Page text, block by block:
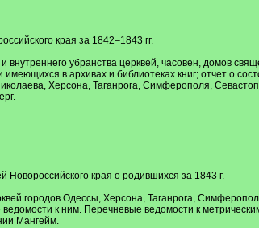
края за 1842–1843 гг.
убранства церквей, часовен, домов
в архивах и библиотеках книг; отчет о
Херсона, Таганрога, Симферополя,
Новороссийского края о родившихся за 1843 г.
городов Одессы, Херсона, Таганрога,
к ним. Перечневые ведомости к
Мангейм.